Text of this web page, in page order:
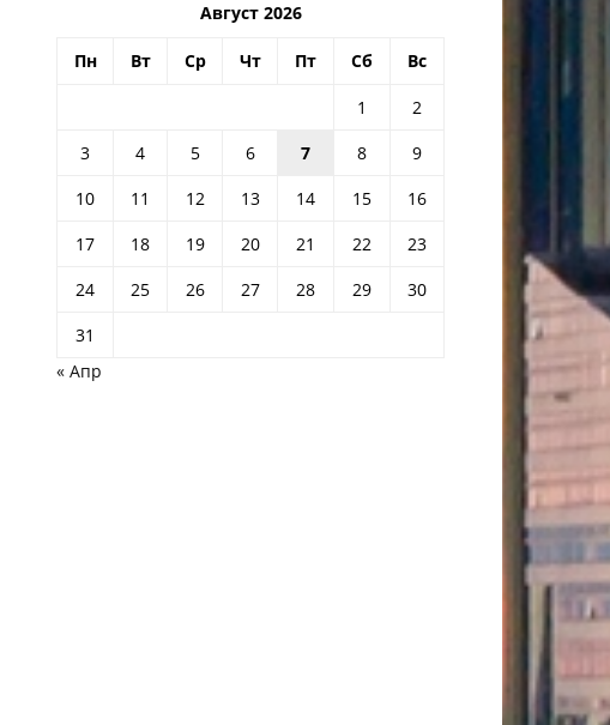
Август 2026
Пн Вт Ср Чт Пт Сб Вс
1
2
3
4 5 6 7 8
9
10
11 12 13 14 15
16
17
18 19 20 21 22
23
24
25 26 27 28 29
30
31
« Апр